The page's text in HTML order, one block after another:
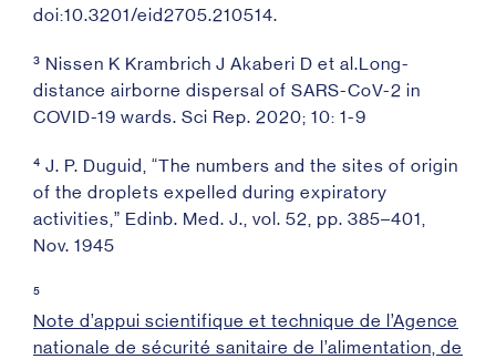
doi:10.3201/eid2705.210514.
³ Nissen K Krambrich J Akaberi D et al.Long-
distance airborne dispersal of SARS-CoV-2 in
COVID-19 wards. Sci Rep. 2020; 10: 1-9
⁴ J. P. Duguid, “The numbers and the sites of origin
of the droplets expelled during expiratory
activities,” Edinb. Med. J., vol. 52, pp. 385–401,
Nov. 1945
⁵
Note d’appui scientifique et technique de l’Agence
nationale de sécurité sanitaire de l’alimentation, de